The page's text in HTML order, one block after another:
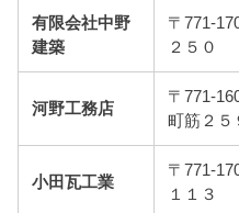
有限会社中野
建築
〒771-
２５０
河野工務店
〒771-
町筋２５
小田瓦工業
〒771-
１１３